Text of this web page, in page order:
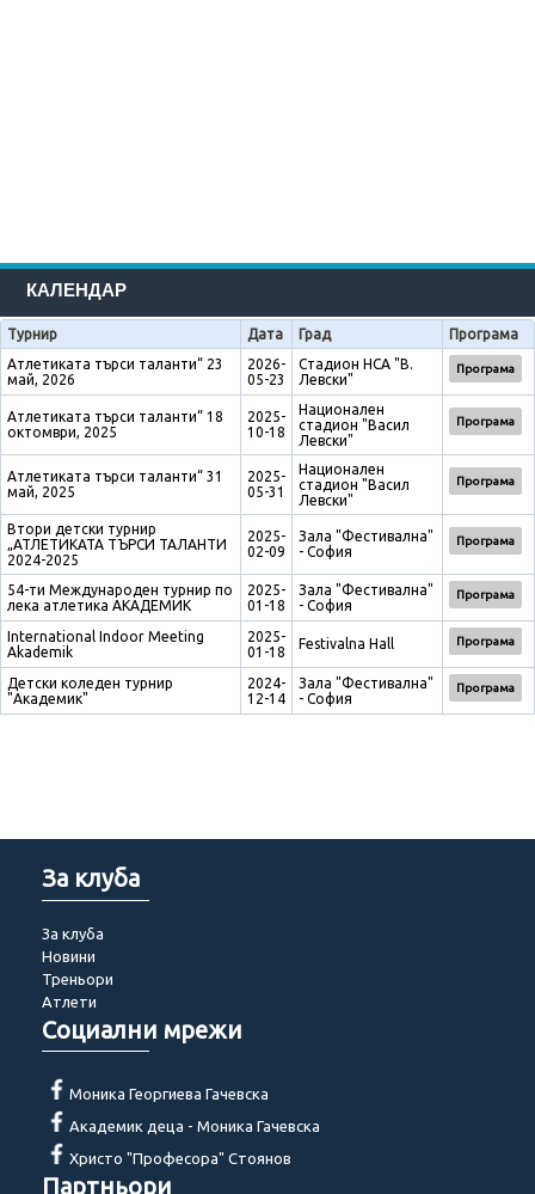
КАЛЕНДАР
Турнир Дата Град
Програма
Атлетиката търси таланти“ 23
май, 2026
2026-
05-23
Стадион НСА "В.
Левски"
Програма
Атлетиката търси таланти“ 18
октомври, 2025
2025-
10-18
Национален
стадион "Васил
Левски"
Програма
Атлетиката търси таланти“ 31
май, 2025
2025-
05-31
Национален
стадион "Васил
Левски"
Програма
Втори детски турнир
„АТЛЕТИКАТА ТЪРСИ ТАЛАНТИ
2024-2025
2025-
02-09
Зала "Фестивална"
- София
Програма
54-ти Международен турнир по
лека атлетика АКАДЕМИК
2025-
01-18
Зала "Фестивална"
- София
Програма
International Indoor Meeting
Akademik
2025-
01-18
Festivalna Hall Програма
Детски коледен турнир
"Академик"
2024-
12-14
Зала "Фестивална"
- София
Програма
За клуба
За клуба
Новини
Треньори
Атлети
Социални мрежи
Моника Георгиева Гачевска
Академик деца - Моника Гачевска
Христо "Професора" Стоянов
Партньори